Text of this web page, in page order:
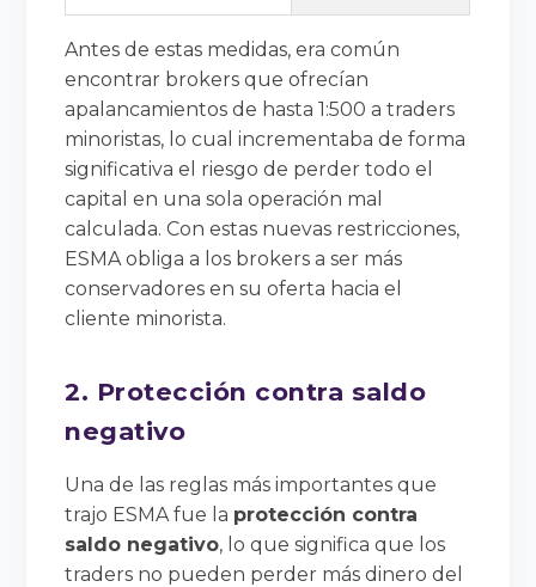
Antes de estas medidas, era común
encontrar brokers que ofrecían
apalancamientos de hasta 1:500 a traders
minoristas, lo cual incrementaba de forma
significativa el riesgo de perder todo el
capital en una sola operación mal
calculada. Con estas nuevas restricciones,
ESMA obliga a los brokers a ser más
conservadores en su oferta hacia el
cliente minorista.
2. Protección contra saldo
negativo
Una de las reglas más importantes que
trajo ESMA fue la protección contra
saldo negativo, lo que significa que los
traders no pueden perder más dinero del